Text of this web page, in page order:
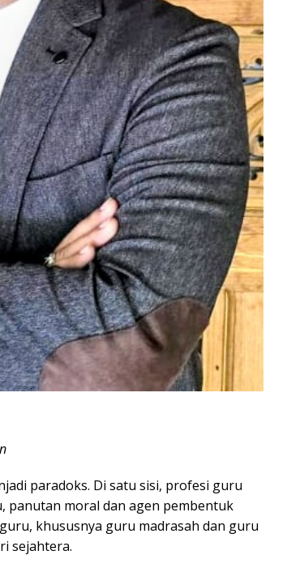
paradoks. Di satu sisi, profesi guru
panutan moral dan agen pembentuk
khususnya guru madrasah dan guru
sejahtera.